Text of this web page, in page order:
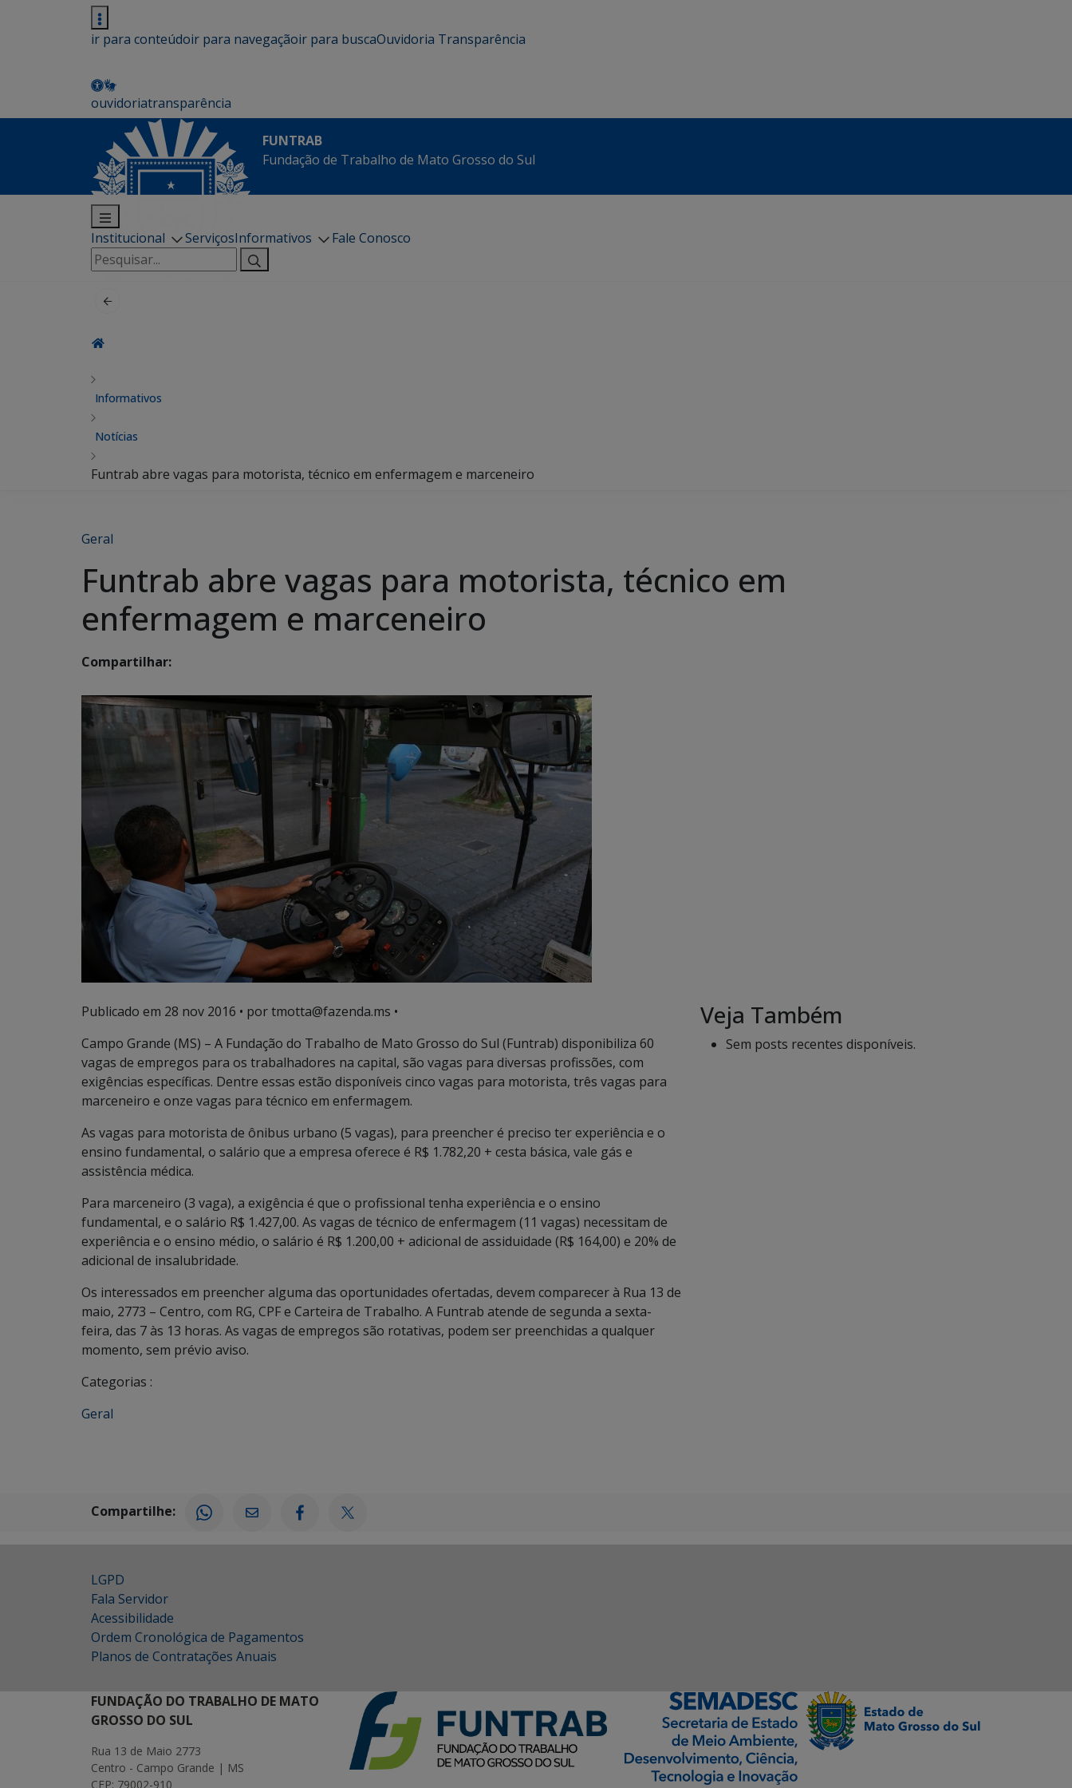
ir para conteúdoir para navegaçãoir para buscaOuvidoria Transparência
ouvidoriatransparência
FUNTRAB
Fundação de Trabalho de Mato Grosso do Sul
Institucional ServiçosInformativos
Fale Conosco
Pesquisar
por:
Informativos
Notícias
Funtrab abre vagas para motorista, técnico em enfermagem e marceneiro
Geral
Funtrab abre vagas para motorista, técnico em
enfermagem e marceneiro
Compartilhar:
Publicado em 28 nov 2016 • por tmotta@fazenda.ms •
Campo Grande (MS) – A Fundação do Trabalho de Mato Grosso do Sul (Funtrab) disponibiliza 60
vagas de empregos para os trabalhadores na capital, são vagas para diversas profissões, com
exigências específicas. Dentre essas estão disponíveis cinco vagas para motorista, três vagas para
marceneiro e onze vagas para técnico em enfermagem.
As vagas para motorista de ônibus urbano (5 vagas), para preencher é preciso ter experiência e o
ensino fundamental, o salário que a empresa oferece é R$ 1.782,20 + cesta básica, vale gás e
assistência médica.
Para marceneiro (3 vaga), a exigência é que o profissional tenha experiência e o ensino
fundamental, e o salário R$ 1.427,00. As vagas de técnico de enfermagem (11 vagas) necessitam de
experiência e o ensino médio, o salário é R$ 1.200,00 + adicional de assiduidade (R$ 164,00) e 20% de
adicional de insalubridade.
Os interessados em preencher alguma das oportunidades ofertadas, devem comparecer à Rua 13 de
maio, 2773 – Centro, com RG, CPF e Carteira de Trabalho. A Funtrab atende de segunda a sexta-
feira, das 7 às 13 horas. As vagas de empregos são rotativas, podem ser preenchidas a qualquer
momento, sem prévio aviso.
Categorias :
Geral
Veja Também
Sem posts recentes disponíveis.
Compartilhe:
LGPD
Fala Servidor
Acessibilidade
Ordem Cronológica de Pagamentos
Planos de Contratações Anuais
FUNDAÇÃO DO TRABALHO DE MATO
GROSSO DO SUL
Rua 13 de Maio 2773
Centro - Campo Grande | MS
CEP: 79002-910